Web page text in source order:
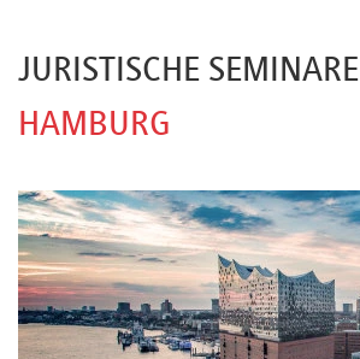
Live-
e-
Learnings
JURISTISCHE SEMINARE
HAMBURG